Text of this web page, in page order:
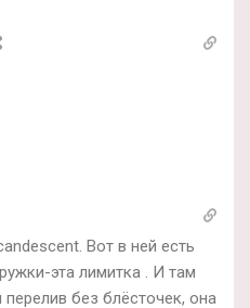
Вот в ней есть
эта лимитка . И там
без блёсточек, она